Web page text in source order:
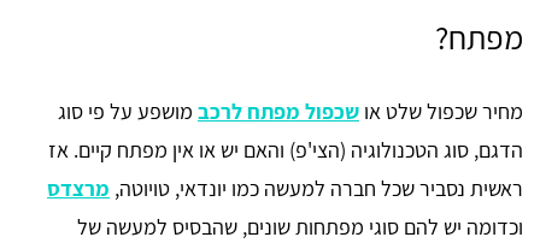
מפתח?
מחיר שכפול שלט או שכפול מפתח לרכב מושפע על פי סוג
הדגם, סוג הטכנולוגיה (הצי'פ) והאם יש או אין מפתח קיים. אז
ראשית נסביר שכל חברה למעשה כמו יונדאי, טויוטה, מרצדס
וכדומה יש להם סוגי מפתחות שונים, שהבסיס למעשה של